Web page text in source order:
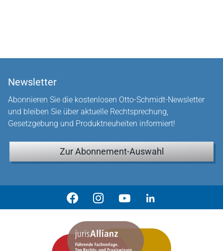
Newsletter
Abonnieren Sie die kostenlosen Otto-Schmidt-Newsletter
und bleiben Sie über aktuelle Rechtsprechung,
Gesetzgebung und Produktneuheiten informiert!
Zur Abonnement-Auswahl